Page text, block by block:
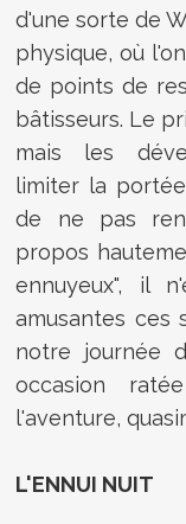
d'une sorte de
physique, où
de points de
bâtisseurs. Le
mais les
limiter la
de ne pas
propos
ennuyeux", il
amusantes ces
notre journée
occasion
l'aventure,
L'ENNUI NUIT